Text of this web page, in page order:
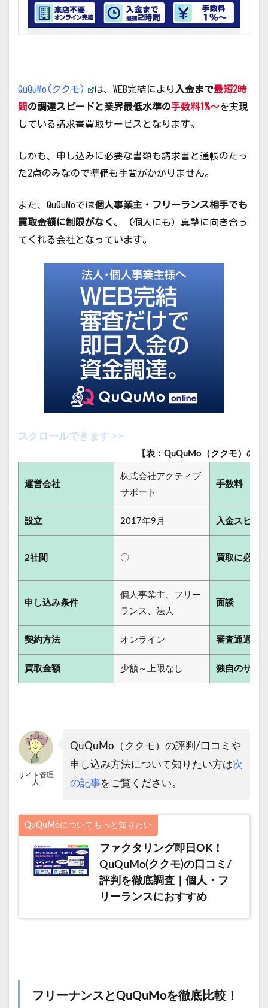
QuQuMo(ククモ) は、WEB完結により 入金まで最短2時
間 の調達スピードと業界最低水準の手数料1%～を実現
している請求書買取サービスとなります。
しかも、申し込みに必要な書類も請求書と通帳のたっ
た2点のみなので準備も手間がかかりません。
また、QuQuMoでは個人事業主・フリーランス相手でも
買取金額に制限がなく、（個人にも）真摯に向き合っ
てくれる会社となっています。
【表：QuQuMo（ククモ）の概
運営会社
株式会社アクティブ
サポート
手数料
設立 2017年9月 入金スピー
2社間 〇 買取に必要
申し込み条件
個人事業主、フリー
ランス、法人
面談
契約方法 オンライン 審査通過率
買取金額 少額～上限なし 独自のサー
サイト管理
人
QuQuMo（ククモ）の評判/口コミや
申し込み方法について知りたい方は次
の記事をご覧ください。
QuQuMoについてもっと知りたい
ファクタリング即日OK！
QuQuMo(ククモ)の口コミ/
評判を徹底調査｜個人・フ
リーランスにおすすめ
フリーナンスとQuQuMoを徹底比較！